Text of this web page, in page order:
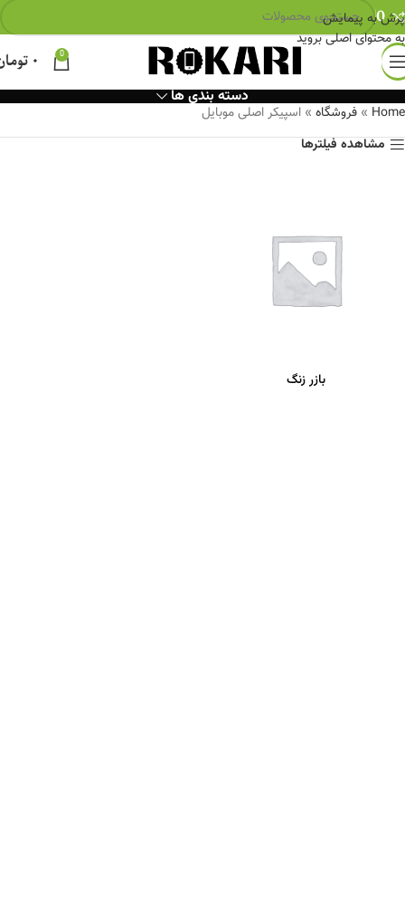
پرش به پیمایش
به محتوای اصلی بروید
0
0 ۰
دسته بندی ها
Home
» فروشگاه » اسپیکر اصلی موبایل
مشاهده فیلترها
بازر زنگ